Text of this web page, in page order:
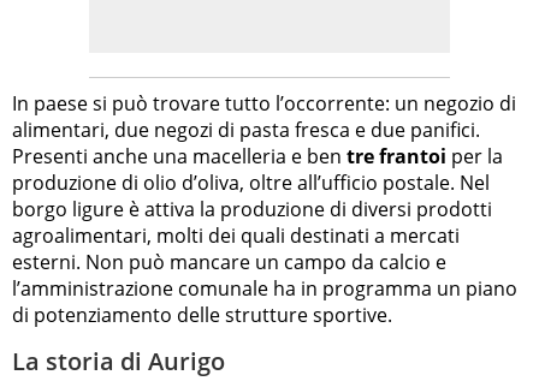
In paese si può trovare tutto l’occorrente: un negozio di
alimentari, due negozi di pasta fresca e due panifici.
Presenti anche una macelleria e ben tre frantoi per la
produzione di olio d’oliva, oltre all’ufficio postale. Nel
borgo ligure è attiva la produzione di diversi prodotti
agroalimentari, molti dei quali destinati a mercati
esterni. Non può mancare un campo da calcio e
l’amministrazione comunale ha in programma un piano
di potenziamento delle strutture sportive.
La storia di Aurigo